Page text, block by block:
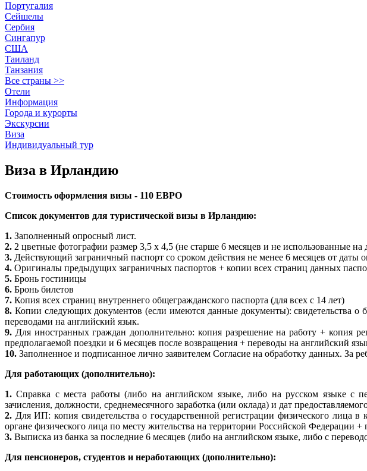
Португалия
Сейшелы
Сербия
Сингапур
США
Таиланд
Танзания
Все страны >>
Отели
Информация
Города и курорты
Экскурсии
Виза
Индивидуальный тур
Виза в Ирландию
Стоимость оформления визы - 110 ЕВРО
Список документов для туристической визы в Ирландию:
1. Заполненный опросный лист.
2. 2 цветные фотографии размер 3,5 х 4,5 (не старше 6 месяцев и не использованные на
3. Действующий заграничный паспорт со сроком действия не менее 6 месяцев от
4. Оригиналы предыдущих заграничных паспортов + копии всех страниц данных
5. Бронь гостиницы
6. Бронь билетов
7. Копия всех страниц внутреннего общегражданского паспорта (для всех с 14 лет)
8. Копии следующих документов (если имеются данные документы): свидетельства
переводами на английский язык.
9. Для иностранных граждан дополнительно: копия разрешение на работу + копия
предполагаемой поездки и 6 месяцев после возвращения + переводы на английский
10. Заполненное и подписанное лично заявителем Согласие на обработку данных. За
Для работающих (дополнительно):
1. Справка с места работы (либо на английском языке, либо на русском языке с
зачисления, должности, среднемесячного заработка (или оклада) и дат
2. Для ИП: копия свидетельства о государственной регистрации физического лица
органе физического лица по месту жительства на территории Российской Федерации
3. Выписка из банка за последние 6 месяцев (либо на английском языке, либо с
Для пенсионеров, студентов и неработающих (дополнительно):